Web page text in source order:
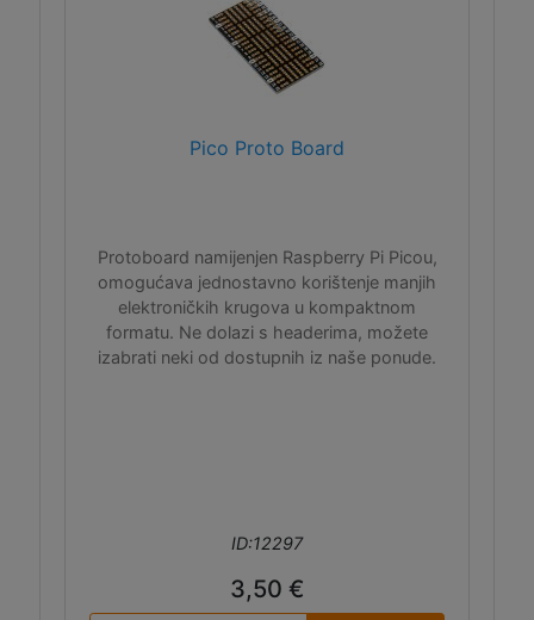
Pico Proto Board
Protoboard namijenjen Raspberry Pi Picou,
omogućava jednostavno korištenje manjih
elektroničkih krugova u kompaktnom
formatu. Ne dolazi s headerima, možete
izabrati neki od dostupnih iz naše ponude.
ID:12297
3,50 €